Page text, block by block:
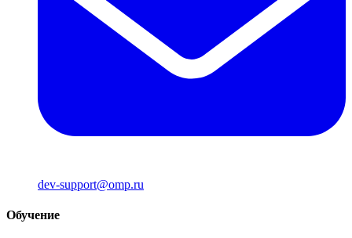
dev-support@omp.ru
Обучение